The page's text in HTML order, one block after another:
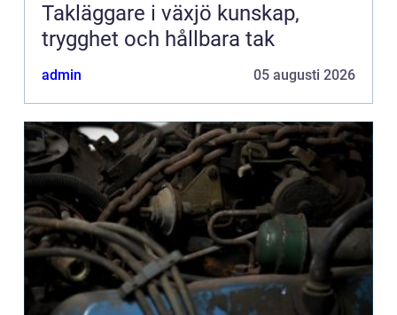
Takläggare i växjö kunskap,
trygghet och hållbara tak
admin 05 augusti 2026